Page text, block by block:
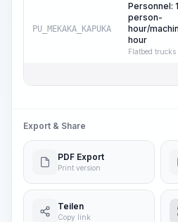
PU_MEKAKA_KAPUKA
Personnel: 1
person-
hour/
hour
Flatbed trucks
Export & Share
PDF Export
Print version
Teilen
Copy link